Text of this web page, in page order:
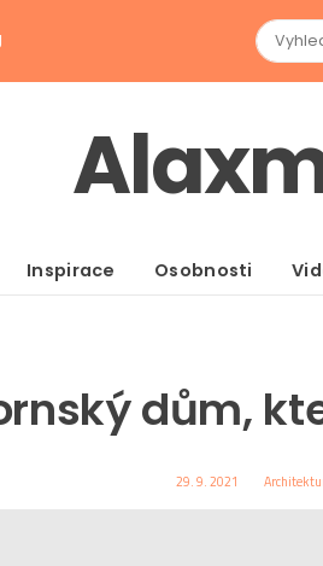
Inspirace Osobnosti
dům,
29. 9. 2021